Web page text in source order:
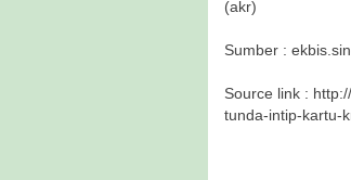
(akr)
Sumber :
Source link :
tunda-intip-kartu-